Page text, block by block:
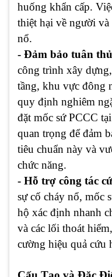
huống khẩn cấp.
thiệt hại về người và
nổ.
- Đảm bảo tuân
công trình xây
tầng, khu vực đông
quy định nghiêm
đặt mốc sứ PCCC
quan trọng để đảm
tiêu chuẩn này và
chức năng.
- Hỗ trợ công tác
sự cố cháy nổ, mốc
hộ xác định nhanh
và các lối thoát
cường hiệu quả cứu